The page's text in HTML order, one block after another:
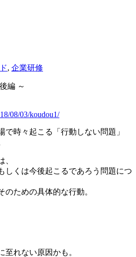
, 企業研修
編 ～
08/03/koudou1/
で時々起こる「行動しない問題」
、
しくは今後起こるであろう問題につ
のための具体的な行動。
至れない原因かも。